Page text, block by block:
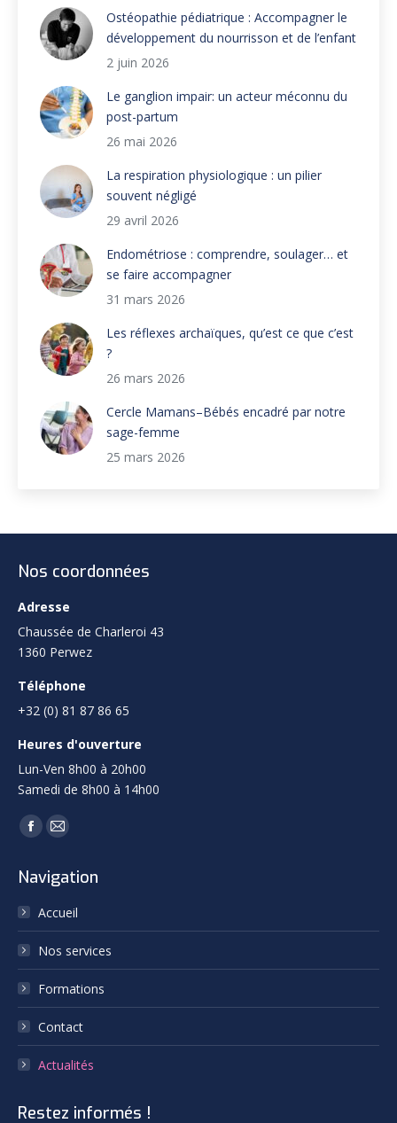
Ostéopathie pédiatrique : Accompagner le
développement du nourrisson et de l’enfant
2 juin 2026
Le ganglion impair: un acteur méconnu du
post-partum
26 mai 2026
La respiration physiologique : un pilier
souvent négligé
29 avril 2026
Endométriose : comprendre, soulager… et
se faire accompagner
31 mars 2026
Les réflexes archaïques, qu’est ce que c’est
?
26 mars 2026
Cercle Mamans–Bébés encadré par notre
sage-femme
25 mars 2026
Nos coordonnées
Adresse
Chaussée de Charleroi 43
1360 Perwez
Téléphone
+32 (0) 81 87 86 65
Heures d'ouverture
Lun-Ven 8h00 à 20h00
Samedi de 8h00 à 14h00
Trouvez nous sur :
Facebook
opens
in
new
window
Mail
opens
new
window
Navigation
Accueil
Nos services
Formations
Contact
Actualités
Restez informés !